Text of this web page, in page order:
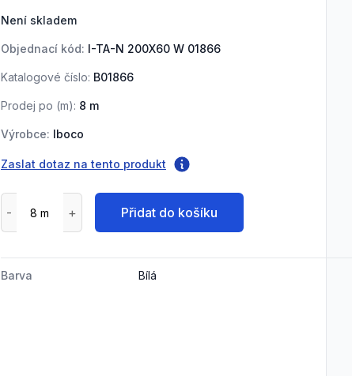
Není skladem
Objednací kód: I-TA-N 200X60 W 01866
Katalogové číslo: B01866
Prodej po (m): 8 m
Výrobce: Iboco
Zaslat dotaz na tento produkt
Přidat do košíku
Barva Bílá